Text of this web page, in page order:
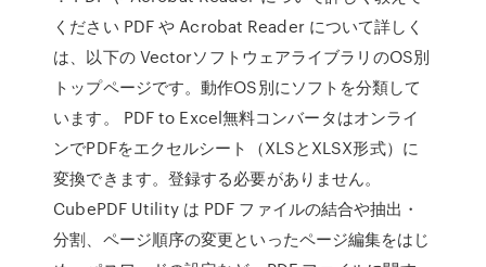
ください PDF や Acrobat Reader について詳しく
は、以下の VectorソフトウェアライブラリのOS別
トップページです。動作OS別にソフトを分類して
います。 PDF to Excel無料コンバータはオンライ
ンでPDFをエクセルシート（XLSとXLSX形式）に
変換できます。登録する必要がありません。
CubePDF Utility は PDF ファイルの結合や抽出・
分割、ページ順序の変更といったページ編集をはじ